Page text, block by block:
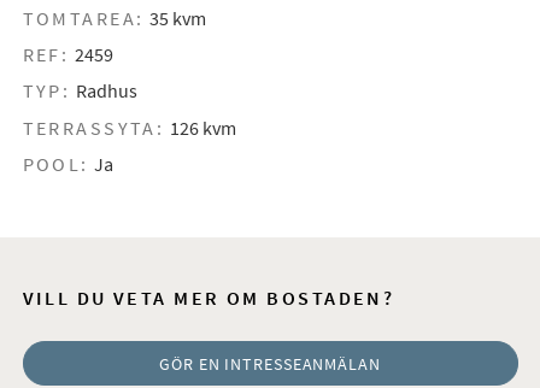
TOMTAREA: 35 kvm
REF: 2459
TYP: Radhus
TERRASSYTA: 126 kvm
POOL: Ja
VILL DU VETA MER OM BOSTADEN?
GÖR EN INTRESSEANMÄLAN